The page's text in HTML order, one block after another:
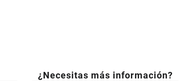
¿Necesitas más información?